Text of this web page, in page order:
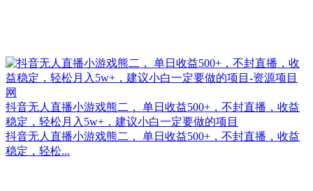
抖音无人直播小游戏熊二， 单日收益500+，不封直播，收益
稳定，轻松月入5w+，建议小白一定要做的项目
抖音无人直播小游戏熊二， 单日收益500+，不封直播，收益
稳定，轻松...